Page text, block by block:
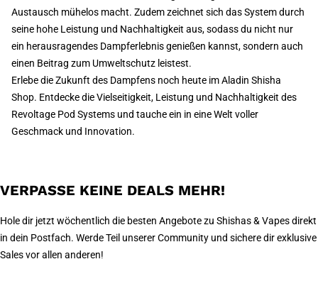
Austausch mühelos macht. Zudem zeichnet sich das System durch
seine hohe Leistung und Nachhaltigkeit aus, sodass du nicht nur
ein herausragendes Dampferlebnis genießen kannst, sondern auch
einen Beitrag zum Umweltschutz leistest.
Erlebe die Zukunft des Dampfens noch heute im Aladin Shisha
Shop. Entdecke die Vielseitigkeit, Leistung und Nachhaltigkeit des
Revoltage Pod Systems und tauche ein in eine Welt voller
Geschmack und Innovation.
VERPASSE KEINE DEALS MEHR!
Hole dir jetzt wöchentlich die besten Angebote zu Shishas & Vapes direkt
in dein Postfach. Werde Teil unserer Community und sichere dir exklusive
Sales vor allen anderen!